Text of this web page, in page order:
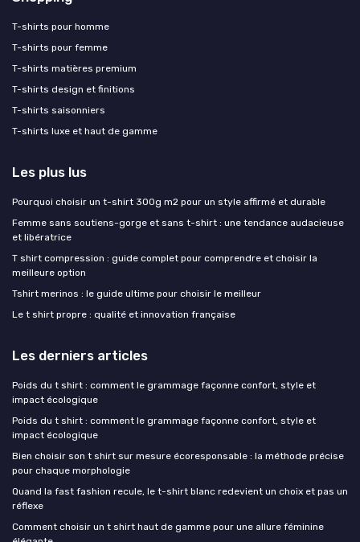
T-shirts pour homme
T-shirts pour femme
T-shirts matières premium
T-shirts design et finitions
T-shirts saisonniers
T-shirts luxe et haut de gamme
Les plus lus
Pourquoi choisir un t-shirt 300g m2 pour un style affirmé et durable
Femme sans soutiens-gorge et sans t-shirt : une tendance audacieuse
et libératrice
T shirt compression : guide complet pour comprendre et choisir la
meilleure option
Tshirt merinos : le guide ultime pour choisir le meilleur
Le t shirt propre : qualité et innovation française
Les derniers articles
Poids du t shirt : comment le grammage façonne confort, style et
impact écologique
Poids du t shirt : comment le grammage façonne confort, style et
impact écologique
Bien choisir son t shirt sur mesure écoresponsable : la méthode précise
pour chaque morphologie
Quand la fast fashion recule, le t-shirt blanc redevient un choix et pas un
réflexe
Comment choisir un t shirt haut de gamme pour une allure féminine